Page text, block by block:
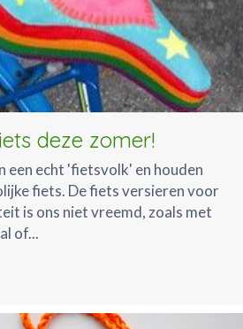
deze zomer!
een echt 'fietsvolk' en houden
fiets. De fiets versieren voor
is ons niet vreemd, zoals met
of...